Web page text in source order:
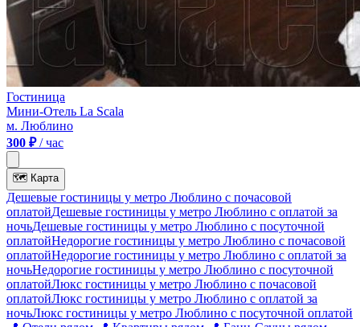
Гостиница
Мини-Отель La Scala
м. Люблино
300 ₽/ час
🗺 Карта
Дешевые гостиницы у метро Люблино c почасовой
оплатойДешевые гостиницы у метро Люблино с оплатой за
ночьДешевые гостиницы у метро Люблино c посуточной
оплатойНедорогие гостиницы у метро Люблино c почасовой
оплатойНедорогие гостиницы у метро Люблино с оплатой за
ночьНедорогие гостиницы у метро Люблино c посуточной
оплатойЛюкс гостиницы у метро Люблино c почасовой
оплатойЛюкс гостиницы у метро Люблино с оплатой за
ночьЛюкс гостиницы у метро Люблино c посуточной оплатой